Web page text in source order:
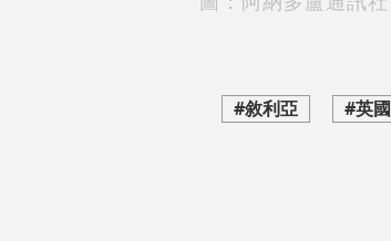
#敘利亞 #英國